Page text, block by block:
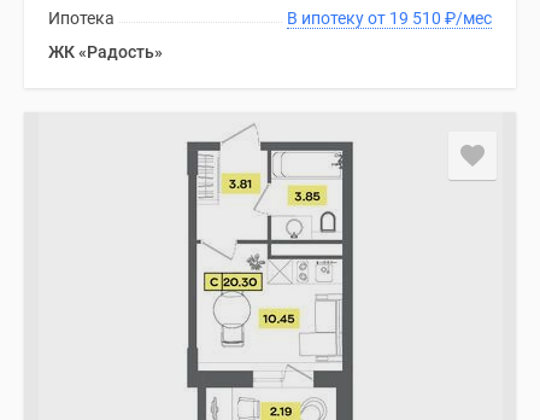
В ипотеку от 19 510 ₽/мес
Ипотека
ЖК «Радость»